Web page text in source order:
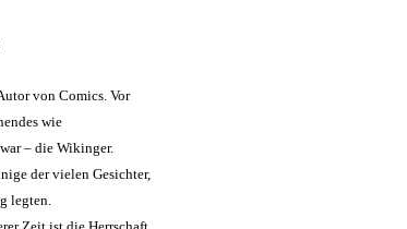
von Comics. Vor
wie
– die Wikinger.
der vielen Gesichter,
legten.